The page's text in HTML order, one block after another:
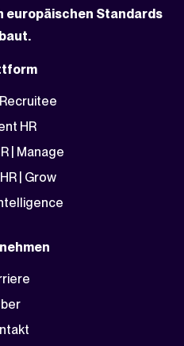
europäischen Standards
HR
| Manage
| Grow